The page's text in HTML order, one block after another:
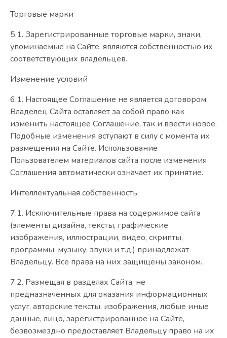
Торговые марки
5.1. Зарегистрированные торговые марки, знаки,
упоминаемые на Сайте, являются собственностью их
соответствующих владельцев.
Изменение условий
6.1. Настоящее Соглашение не является договором.
Владелец Сайта оставляет за собой право как
изменить настоящее Соглашение, так и ввести новое.
Подобные изменения вступают в силу с момента их
размещения на Сайте. Использование
Пользователем материалов сайта после изменения
Соглашения автоматически означает их принятие.
Интеллектуальная собственность
7.1. Исключительные права на содержимое сайта
(элементы дизайна, тексты, графические
изображения, иллюстрации, видео, скрипты,
программы, музыку, звуки и т.д.) принадлежат
Владельцу. Все права на них защищены законом.
7.2. Размещая в разделах Сайта, не
предназначенных для оказания информационных
услуг, авторские тексты, изображения, любые иные
данные, лицо, зарегистрированное на Сайте,
безвозмездно предоставляет Владельцу право на их